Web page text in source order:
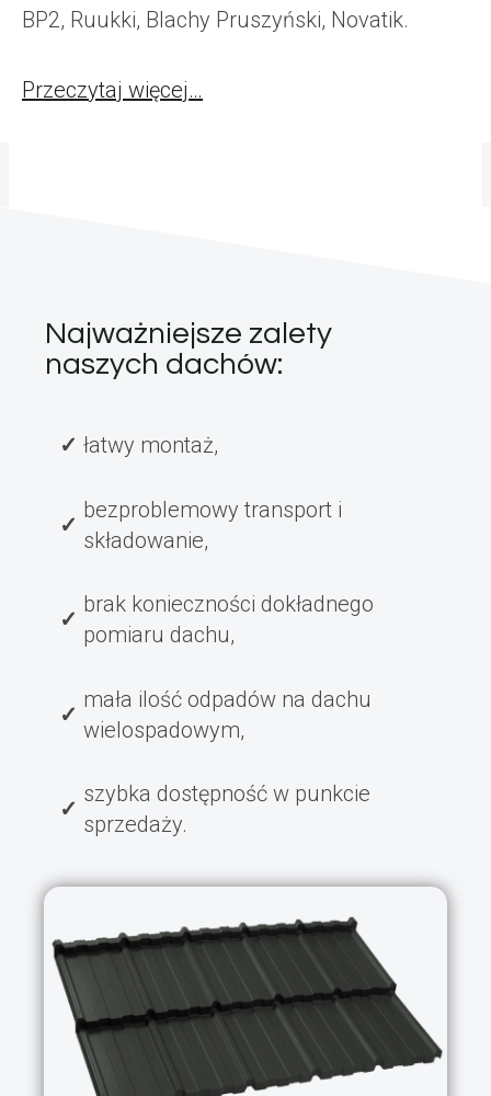
BP2, Ruukki, Blachy Pruszyński, Novatik.
Przeczytaj więcej…
Najważniejsze zalety
naszych dachów:
łatwy montaż,
bezproblemowy transport i
składowanie,
brak konieczności dokładnego
pomiaru dachu,
mała ilość odpadów na dachu
wielospadowym,
szybka dostępność w punkcie
sprzedaży.